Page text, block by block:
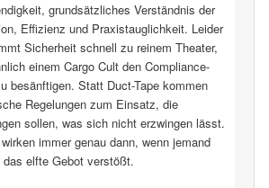
grundsätzliches Verständnis der
Effizienz und Praxistauglichkeit. Leider
Sicherheit schnell zu reinem Theater,
einem Cargo Cult den Compliance-
besänftigen. Statt Duct-Tape kommen
Regelungen zum Einsatz, die
sollen, was sich nicht erzwingen lässt.
immer genau dann, wenn jemand
das elfte Gebot verstößt.